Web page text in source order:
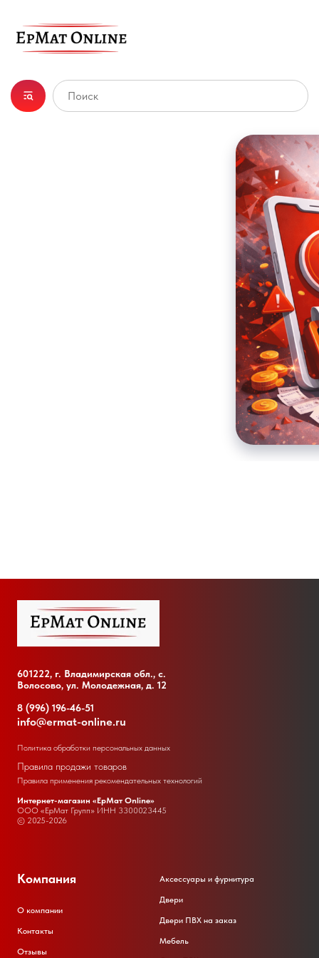
601222, г. Владимирская обл., с.
Волосово, ул. Молодежная, д. 12
8 (996) 196-46-51
info@ermat-online.ru
Политика обработки персональных данных
Правила продажи товаров
Правила применения рекомендательных технологий
Интернет-магазин «ЕрМат Online»
ООО «ЕрМат Групп» ИНН 3300023445
© 2025-2026
Компания
О компании
Контакты
Отзывы
Аксессуары и фурнитура
Двери
Двери ПВХ на заказ
Мебель